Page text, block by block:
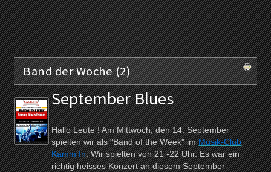
Band der Woche (2)
September Blues
Hallo Leute ! Am Mittwoch, den 14. September
spielten wir als "Band of the Week" imMusik-Club
Kamm In. Wir spielten von 21 -22 Uhr. Es war ein
richtig heisses Konzert an diesem September-